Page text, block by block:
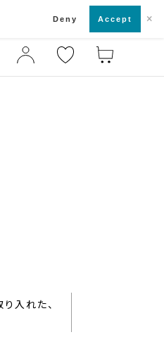
入れた、
Deny Accept ×